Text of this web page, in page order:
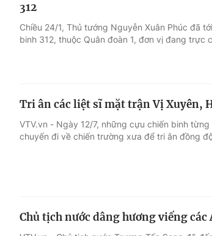
312
Chiều 24/1, Thủ tướng Nguyễn Xuân Phúc đã
binh 312, thuộc Quân đoàn 1, đơn vị đang trực
Tri ân các liệt sĩ mặt trận Vị Xuyên,
VTV.vn - Ngày 12/7, những cựu chiến binh
chuyến đi về chiến trường xưa để tri ân đồng
Chủ tịch nước dâng hương viếng